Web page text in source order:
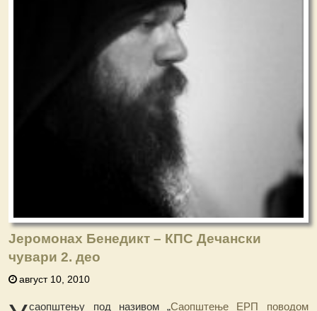
Јеромонах Бенедикт – КПС Дечански
чувари 2. део
август 10, 2010
саопштењу под називом „Саопштење ЕРП поводом